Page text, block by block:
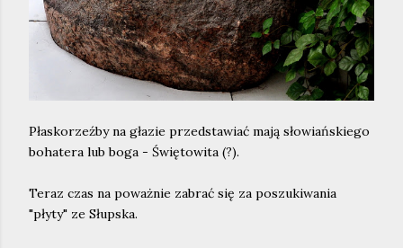
Płaskorzeźby na głazie przedstawiać mają słowiańskiego
bohatera lub boga - Świętowita (?).
Teraz czas na poważnie zabrać się za poszukiwania
"płyty" ze Słupska.